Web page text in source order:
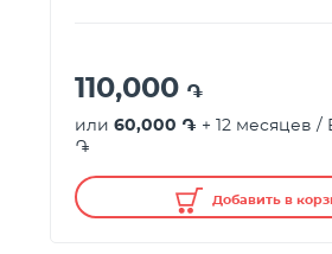
110,000 ֏
или 60,000 ֏ + 12 месяцев /
֏
Добавить в